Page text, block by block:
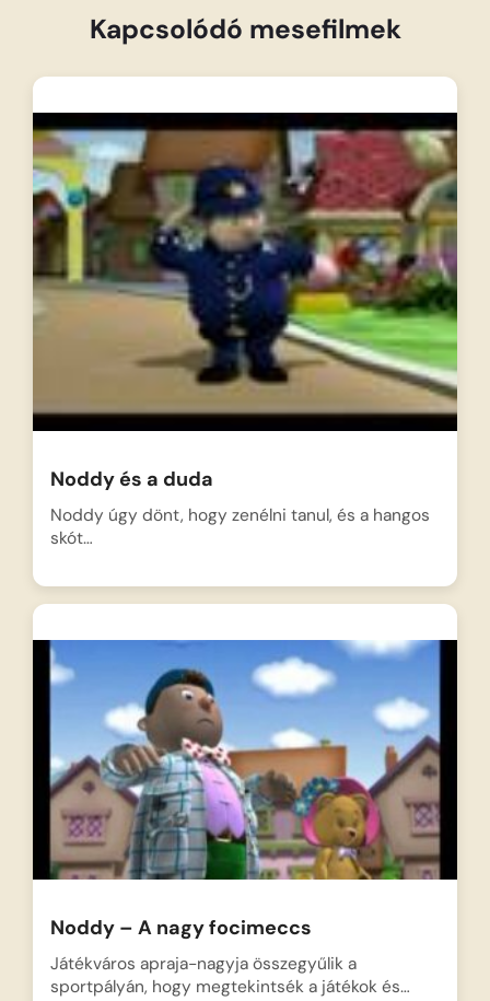
Kapcsolódó mesefilmek
Noddy és a duda
Noddy úgy dönt, hogy zenélni tanul, és a hangos
skót…
Noddy – A nagy focimeccs
Játékváros apraja-nagyja összegyűlik a
sportpályán, hogy megtekintsék a játékok és…